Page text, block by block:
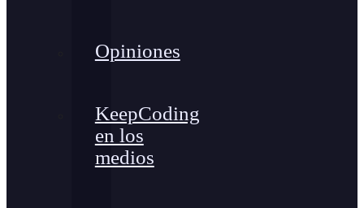
Opiniones
KeepCoding
en los
medios